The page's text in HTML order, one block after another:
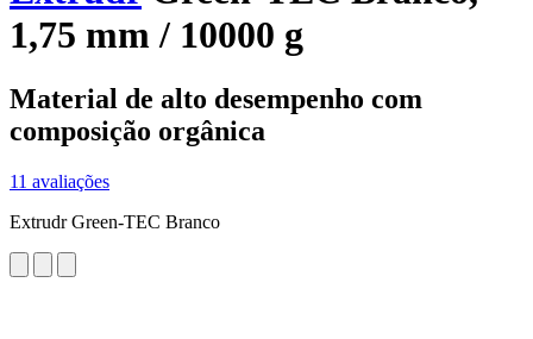
1,75 mm / 10000 g
Material de alto desempenho com
composição orgânica
11 avaliações
Extrudr Green-TEC Branco